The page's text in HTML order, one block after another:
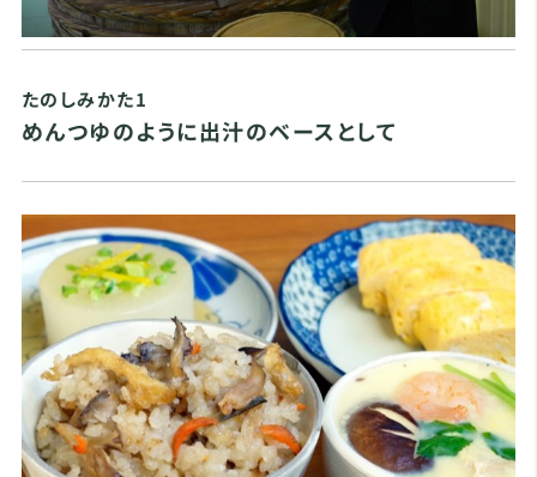
たのしみかた1
めんつゆのように出汁のベースとして